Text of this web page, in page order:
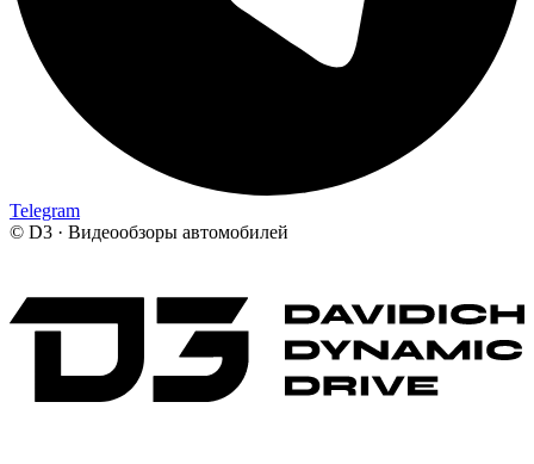
Telegram
© D3 · Видеообзоры автомобилей